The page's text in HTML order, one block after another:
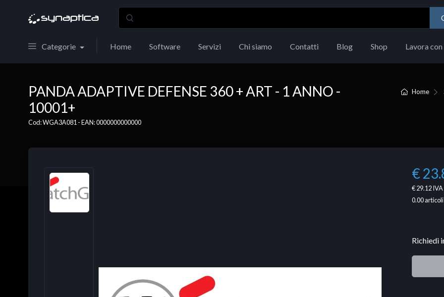
Categorie Home Software Servizi Chi siamo Contatti Blog Shop Lavora con
Home
PANDA ADAPTIVE DEFENSE 360 + ART - 1 ANNO -
10001+
Cod: WGA3A081 - EAN: 0000000000000
€
€ 29.12IVA
0.00
Richiedi